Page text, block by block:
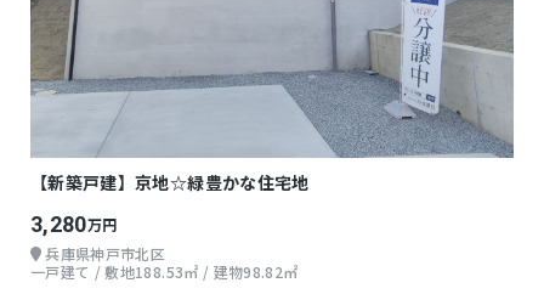
【新築戸建】京地☆緑豊かな住宅地
3,280万円
兵庫県神戸市北区
一戸建て / 敷地188.53㎡ / 建物98.82㎡